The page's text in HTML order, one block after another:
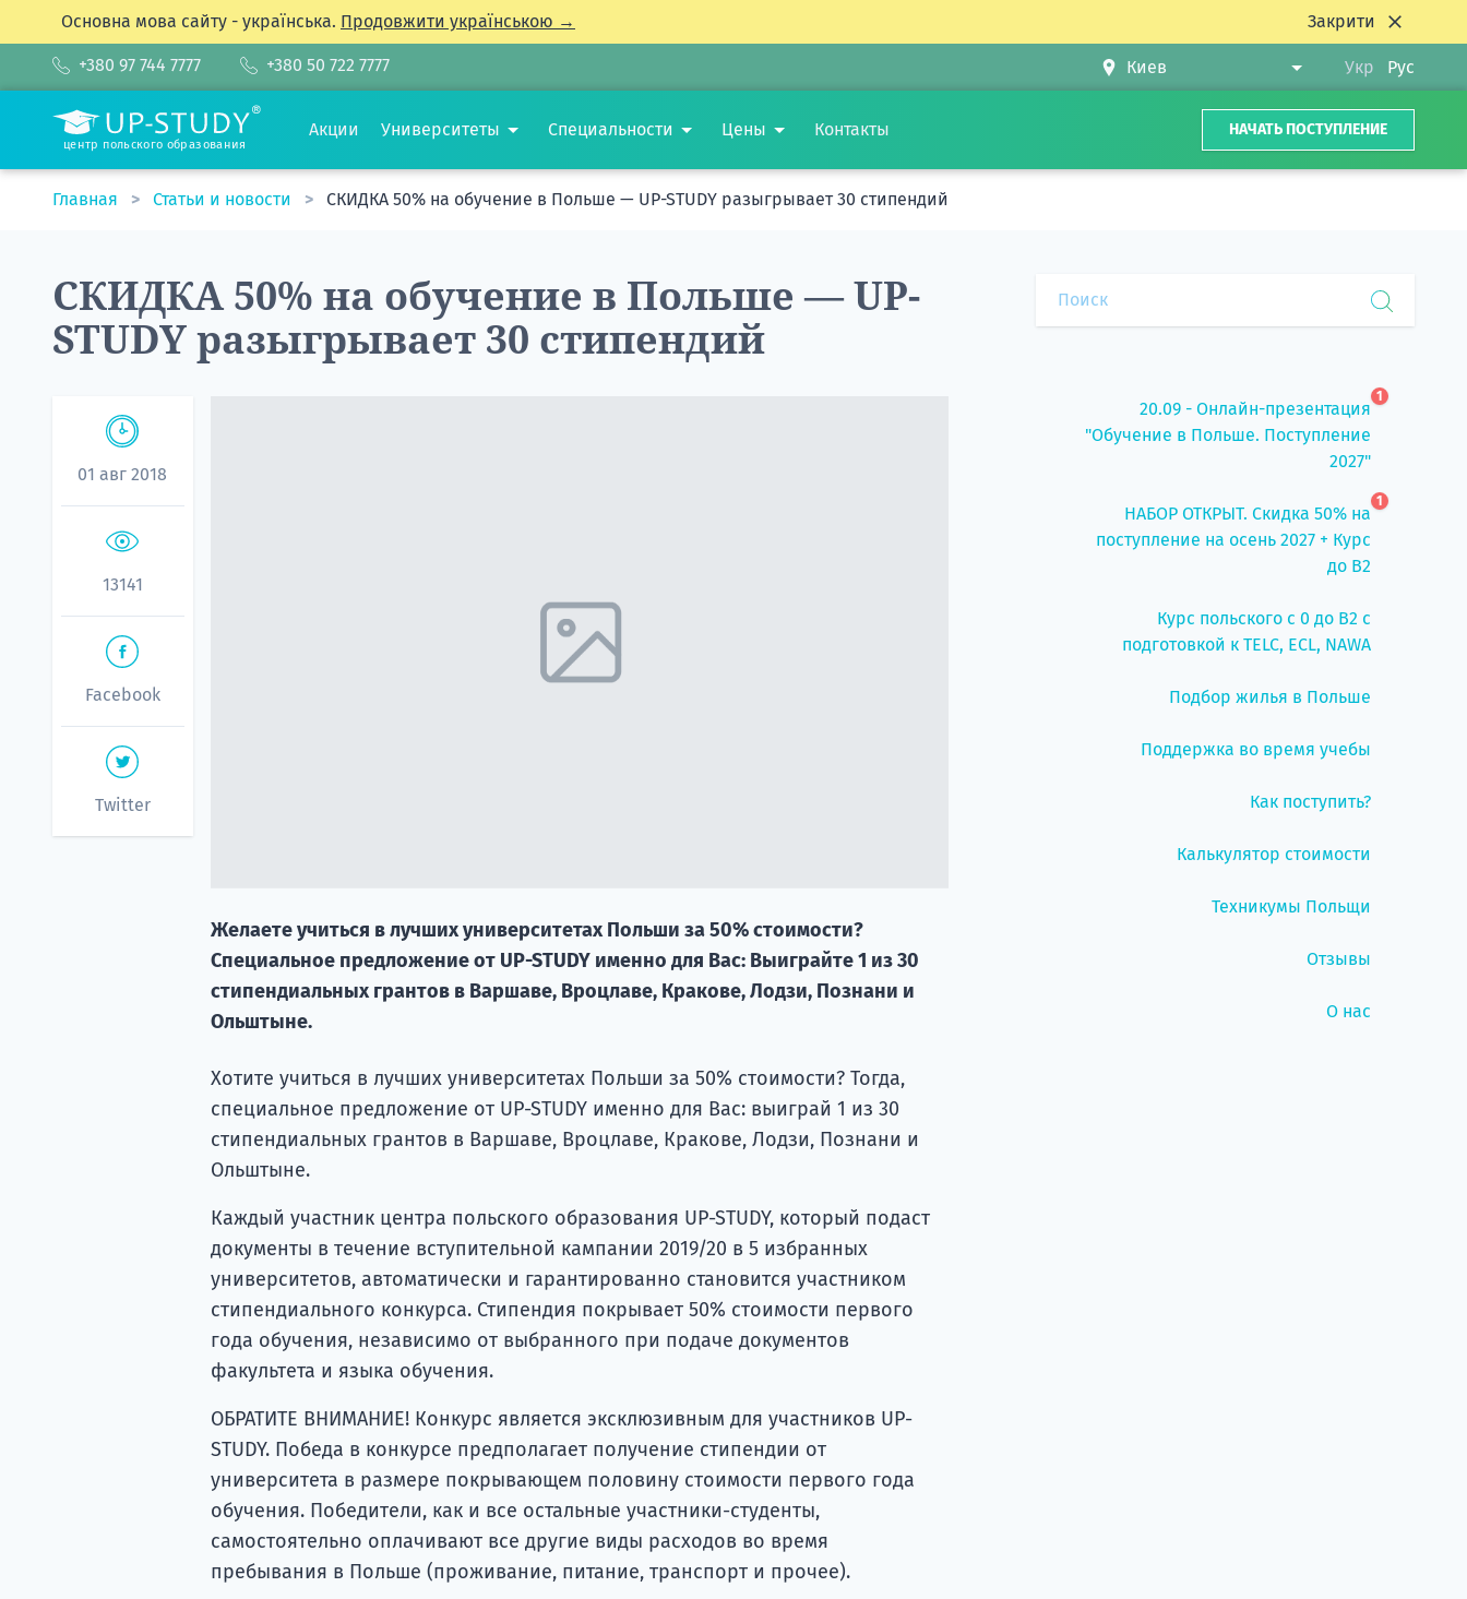
Основна мова сайту - українська. Продовжити українською → Закрити
+380 97 744 7777 +380 50 722 7777 Укр Рус
центр польского образования
Акции Университеты Специальности Цены Контакты НАЧАТЬ ПОСТУПЛЕНИЕ
Главная Статьи и новости СКИДКА 50% на обучение в Польше — UP-STUDY разыгрывает 30 стипендий
СКИДКА 50% на обучение в Польше — UP-
STUDY разыгрывает 30 стипендий
01 авг 2018
13141
Facebook
Twitter
Желаете учиться в лучших университетах Польши за 50% стоимости?
Специальное предложение от UP-STUDY именно для Вас: Выиграйте 1 из 30
стипендиальных грантов в Варшаве, Вроцлаве, Кракове, Лодзи, Познани и
Ольштыне.
Хотите учиться в лучших университетах Польши за 50% стоимости? Тогда,
специальное предложение от UP-STUDY именно для Вас: выиграй 1 из 30
стипендиальных грантов в Варшаве, Вроцлаве, Кракове, Лодзи, Познани и
Ольштыне.
Каждый участник центра польского образования UP-STUDY, который подаст
документы в течение вступительной кампании 2019/20 в 5 избранных
университетов, автоматически и гарантированно становится участником
стипендиального конкурса. Стипендия покрывает 50% стоимости первого
года обучения, независимо от выбранного при подаче документов
факультета и языка обучения.
ОБРАТИТЕ ВНИМАНИЕ! Конкурс является эксклюзивным для участников UP-
STUDY. Победа в конкурсе предполагает получение стипендии от
университета в размере покрывающем половину стоимости первого года
обучения. Победители, как и все остальные участники-студенты,
самостоятельно оплачивают все другие виды расходов во время
пребывания в Польше (проживание, питание, транспорт и прочее).
20.09 - Онлайн-презентация
"Обучение в Польше. Поступление
2027"
1
НАБОР ОТКРЫТ. Скидка 50% на
поступление на осень 2027 + Курс
до B2
1
Курс польского с 0 до B2 с
подготовкой к TELC, ECL, NAWA
Подбор жилья в Польше
Поддержка во время учебы
Как поступить?
Калькулятор стоимости
Техникумы Польщи
Отзывы
О нас